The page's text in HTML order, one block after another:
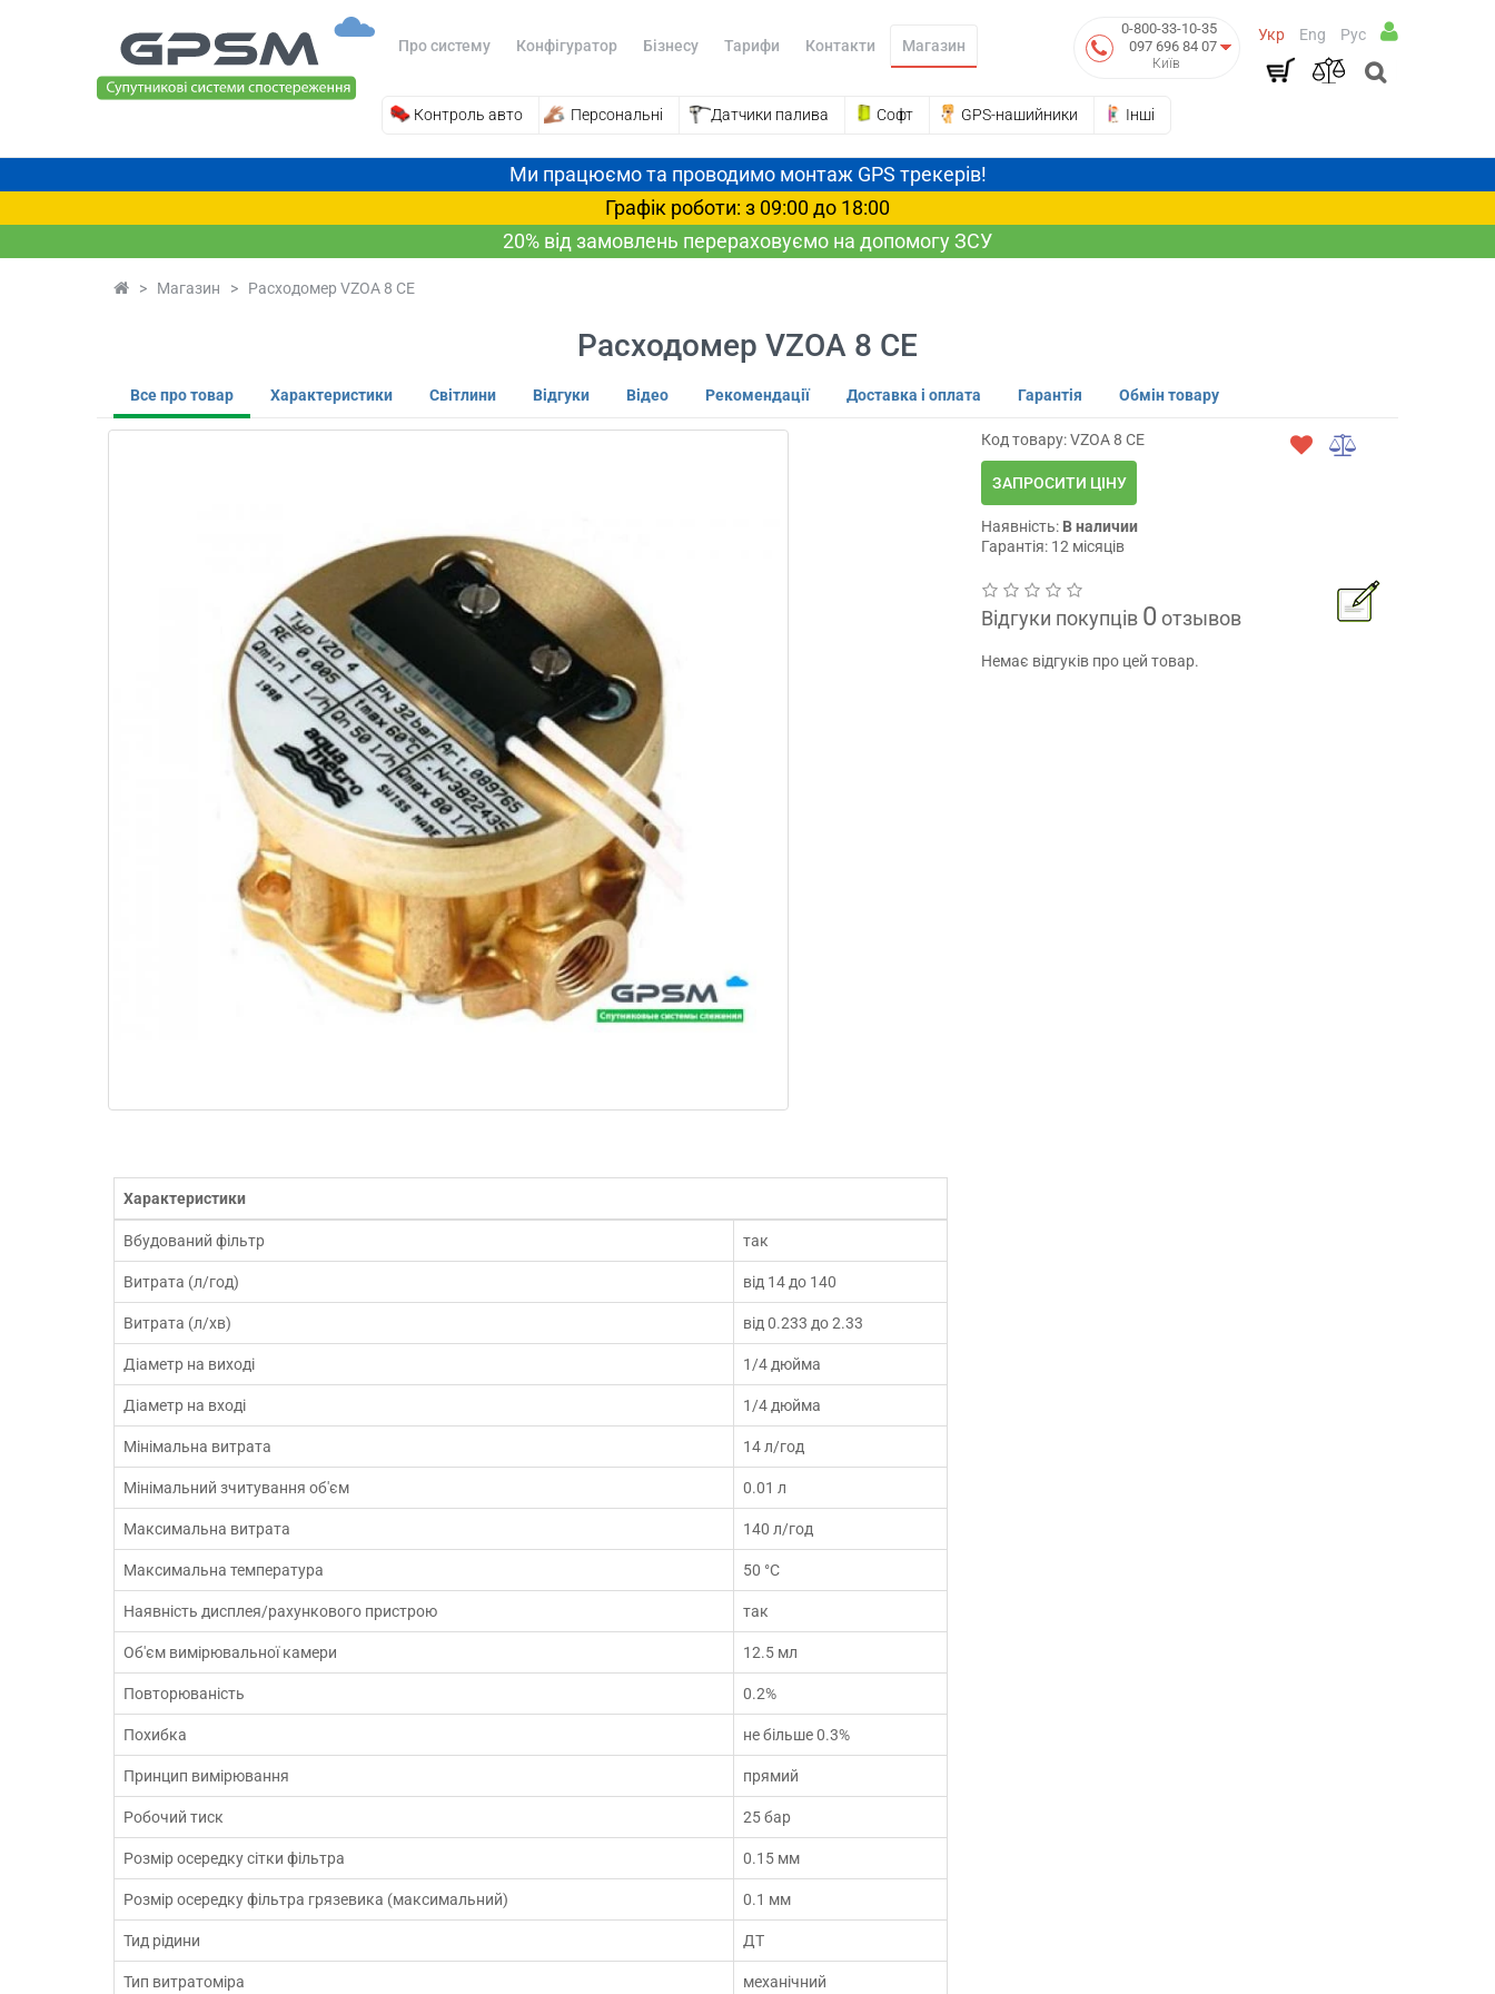
0-800-33-10-35
097 696 84 07
Київ
Укр Eng Рус
Про систему Конфігуратор Бізнесу Тарифи Контакти Магазин
Контроль авто Персональні Датчики палива Софт GPS-нашийники Інші
Ми працюємо та проводимо монтаж GPS трекерів!
Графік роботи: з 09:00 до 18:00
20% від замовлень перераховуємо на допомогу ЗСУ
> Магазин > Расходомер VZOA 8 CE
Расходомер VZOA 8 CE
Все про товар Характеристики Світлини Відгуки Відео Рекомендації Доставка і оплата Гарантія Обмін товару
Характеристики
Вбудований фільтр так
Витрата (л/год) від 14 до 140
Витрата (л/хв) від 0.233 до 2.33
Діаметр на виході 1/4 дюйма
Діаметр на вході 1/4 дюйма
Мінімальна витрата 14 л/год
Мінімальний зчитування об'єм 0.01 л
Максимальна витрата 140 л/год
Максимальна температура 50 °C
Наявність дисплея/рахункового пристрою так
Об'єм вимірювальної камери 12.5 мл
Повторюваність 0.2%
Похибка не більше 0.3%
Принцип вимірювання прямий
Робочий тиск 25 бар
Розмір осередку сітки фільтра 0.15 мм
Розмір осередку фільтра грязевика (максимальний) 0.1 мм
Тид рідини ДТ
Тип витратоміра механічний
Код товару: VZOA 8 CE
ЗАПРОСИТИ ЦІНУ
Наявність: В наличии
Гарантія: 12 місяців
Відгуки покупців 0 отзывов
Немає відгуків про цей товар.